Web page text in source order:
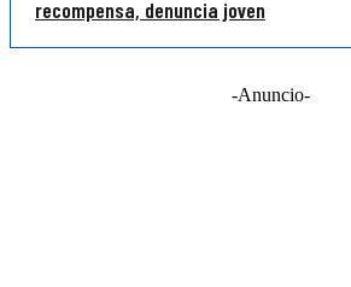
recompensa, denuncia joven
-Anuncio-